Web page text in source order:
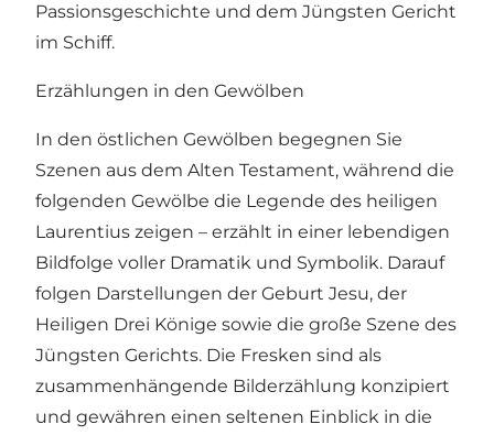
Passionsgeschichte und dem Jüngsten Gericht
im Schiff.
Erzählungen in den Gewölben
In den östlichen Gewölben begegnen Sie
Szenen aus dem Alten Testament, während die
folgenden Gewölbe die Legende des heiligen
Laurentius zeigen – erzählt in einer lebendigen
Bildfolge voller Dramatik und Symbolik. Darauf
folgen Darstellungen der Geburt Jesu, der
Heiligen Drei Könige sowie die große Szene des
Jüngsten Gerichts. Die Fresken sind als
zusammenhängende Bilderzählung konzipiert
und gewähren einen seltenen Einblick in die